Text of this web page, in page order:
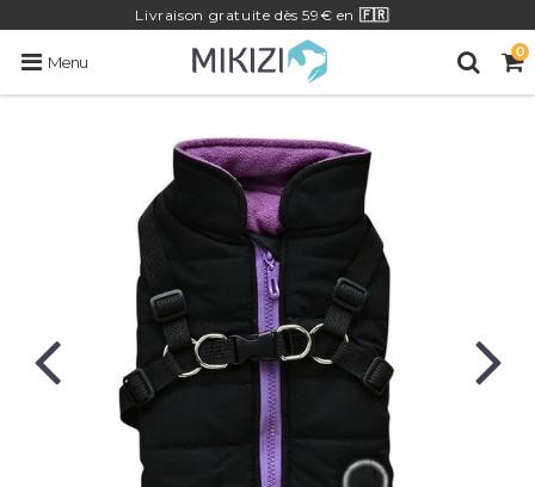
Livraison gratuite dès 59€ en 🇫🇷
Menu
0